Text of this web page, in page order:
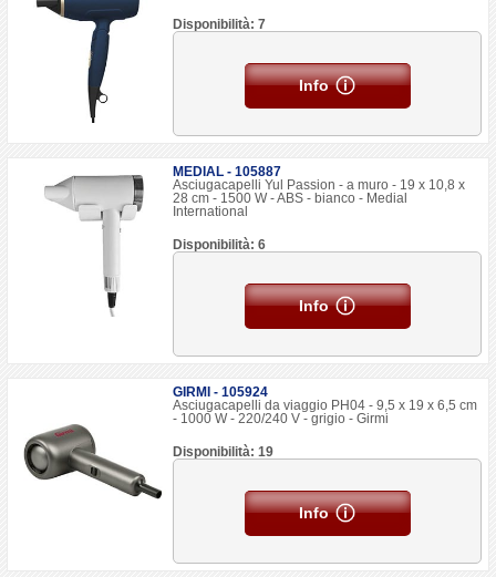
Disponibilità: 7
Info
MEDIAL - 105887
Asciugacapelli Yul Passion - a muro - 19 x 10,8 x
28 cm - 1500 W - ABS - bianco - Medial
International
Disponibilità: 6
Info
GIRMI - 105924
Asciugacapelli da viaggio PH04 - 9,5 x 19 x 6,5 cm
- 1000 W - 220/240 V - grigio - Girmi
Disponibilità: 19
Info